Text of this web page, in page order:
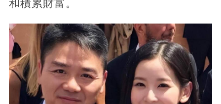
和積累財富。